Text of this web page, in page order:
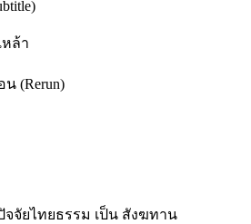
หล้า
(Rerun)
จัยไทยธรรม เป็น สังฆทาน